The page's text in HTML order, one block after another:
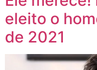
eleito o
de 2021